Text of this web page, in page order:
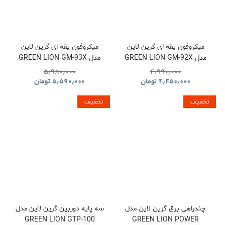
میکروفون یقه ای گرین لاین
مدل GREEN LION GM-92X
GNGM92XWMBK
۴٫۹۹۰٫۰۰۰
۴٫۴۵۰٫۰۰۰ تومان
میکروفون یقه ای گرین لاین
مدل GREEN LION GM-93X
GNGM93XMICBK
۵٫۹۸۰٫۰۰۰
۵٫۵۹۰٫۰۰۰تومان
تخفیف
چندراهی برق گرین لاین مدل
GREEN LION POWER
تخفیف
سه پایه دوربین گرین لاین مدل
GREEN LION GTP-100